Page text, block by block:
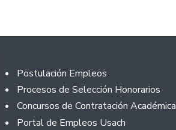
Footer
Postulación Empleos
Procesos de Selección Honorarios
Concursos de Contratación Académica
Portal de Empleos Usach